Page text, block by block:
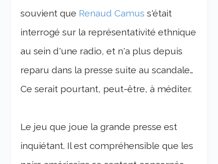
souvient que Renaud Camus s'était
interrogé sur la représentativité ethnique
au sein d'une radio, et n'a plus depuis
reparu dans la presse suite au scandale…
Ce serait pourtant, peut-être, à méditer.
Le jeu que joue la grande presse est
inquiétant. Il est compréhensible que les